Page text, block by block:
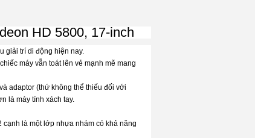
HD 5800, 17-inch
giải trí di động hiện nay.
máy vẫn toát lên vẻ mạnh mẽ mang
adaptor (thứ không thể thiếu đối với
là máy tính xách tay.
cạnh là một lớp nhựa nhám có khả năng